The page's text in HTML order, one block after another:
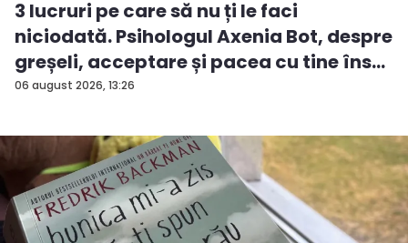
06 august 2026, 13:26
3 lucruri pe care să nu ți le faci
niciodată. Psihologul Axenia Bot, despre
greșeli, acceptare și pacea cu tine îns...